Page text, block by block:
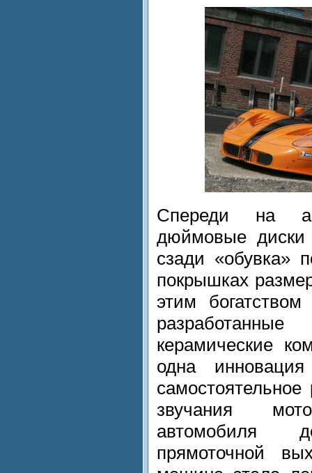
Спереди на
дюймовые
сзади
покрышках
этим
керамические
одна
самостоятельное
звучания
автомобиля
прямоточной